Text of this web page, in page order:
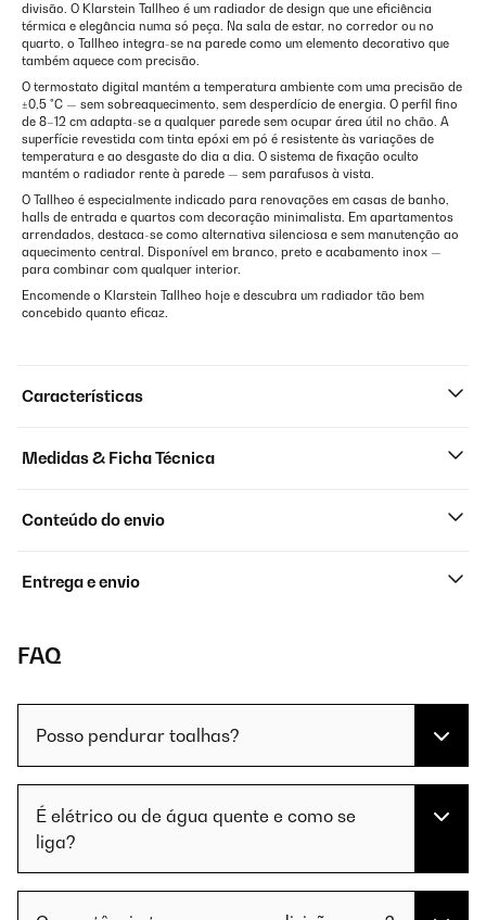
divisão. O Klarstein Tallheo é um radiador de design que une eficiência
térmica e elegância numa só peça. Na sala de estar, no corredor ou no
quarto, o Tallheo integra-se na parede como um elemento decorativo que
também aquece com precisão.
O termostato digital mantém a temperatura ambiente com uma precisão de
±0,5 °C — sem sobreaquecimento, sem desperdício de energia. O perfil fino
de 8–12 cm adapta-se a qualquer parede sem ocupar área útil no chão. A
superfície revestida com tinta epóxi em pó é resistente às variações de
temperatura e ao desgaste do dia a dia. O sistema de fixação oculto
mantém o radiador rente à parede — sem parafusos à vista.
O Tallheo é especialmente indicado para renovações em casas de banho,
halls de entrada e quartos com decoração minimalista. Em apartamentos
arrendados, destaca-se como alternativa silenciosa e sem manutenção ao
aquecimento central. Disponível em branco, preto e acabamento inox —
para combinar com qualquer interior.
Encomende o Klarstein Tallheo hoje e descubra um radiador tão bem
concebido quanto eficaz.
Características
Medidas & Ficha Técnica
Conteúdo do envio
Entrega e envio
FAQ
Posso pendurar toalhas?
É elétrico ou de água quente e como se
liga?